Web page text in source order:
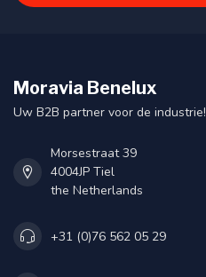
Moravia Benelux
Uw B2B partner voor de industrie!
Morsestraat 39
4004JP Tiel
the Netherlands
+31 (0)76 562 05 29